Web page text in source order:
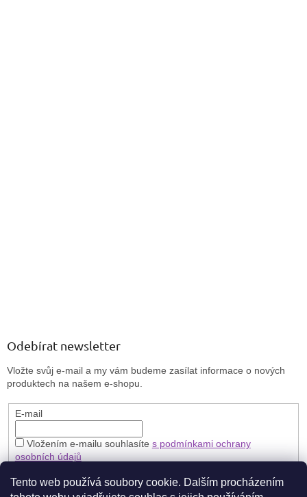
Tento web používá soubory cookie. Dalším procházením
Odebírat newsletter
Vložte svůj e-mail a my vám budeme zasílat informace o nových
produktech na našem e-shopu.
E-mail
Vložením e-mailu souhlasíte s podmínkami ochrany
osobních údajů
PŘIHLÁSIT SE